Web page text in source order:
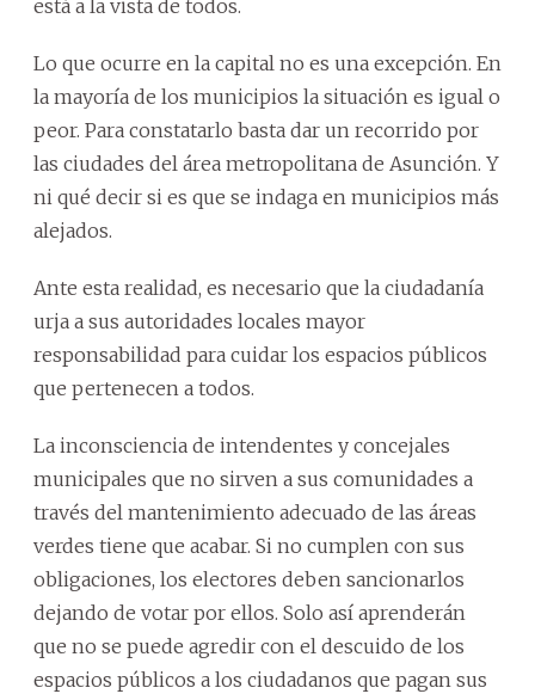
está a la vista de todos.
Lo que ocurre en la capital no es una excepción. En
la mayoría de los municipios la situación es igual o
peor. Para constatarlo basta dar un recorrido por
las ciudades del área metropolitana de Asunción. Y
ni qué decir si es que se indaga en municipios más
alejados.
Ante esta realidad, es necesario que la ciudadanía
urja a sus autoridades locales mayor
responsabilidad para cuidar los espacios públicos
que pertenecen a todos.
La inconsciencia de intendentes y concejales
municipales que no sirven a sus comunidades a
través del mantenimiento adecuado de las áreas
verdes tiene que acabar. Si no cumplen con sus
obligaciones, los electores deben sancionarlos
dejando de votar por ellos. Solo así aprenderán
que no se puede agredir con el descuido de los
espacios públicos a los ciudadanos que pagan sus